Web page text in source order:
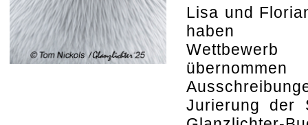
Lisa und
haben
Wettbewerb
Jurierung der